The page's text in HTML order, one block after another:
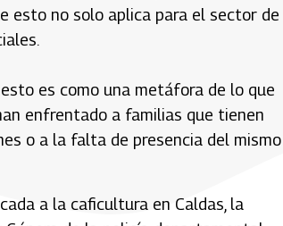
esto no solo aplica para el sector de
es como una metáfora de lo que
enfrentado a familias que tienen
o a la falta de presencia del mismo
a la caficultura en Caldas, la